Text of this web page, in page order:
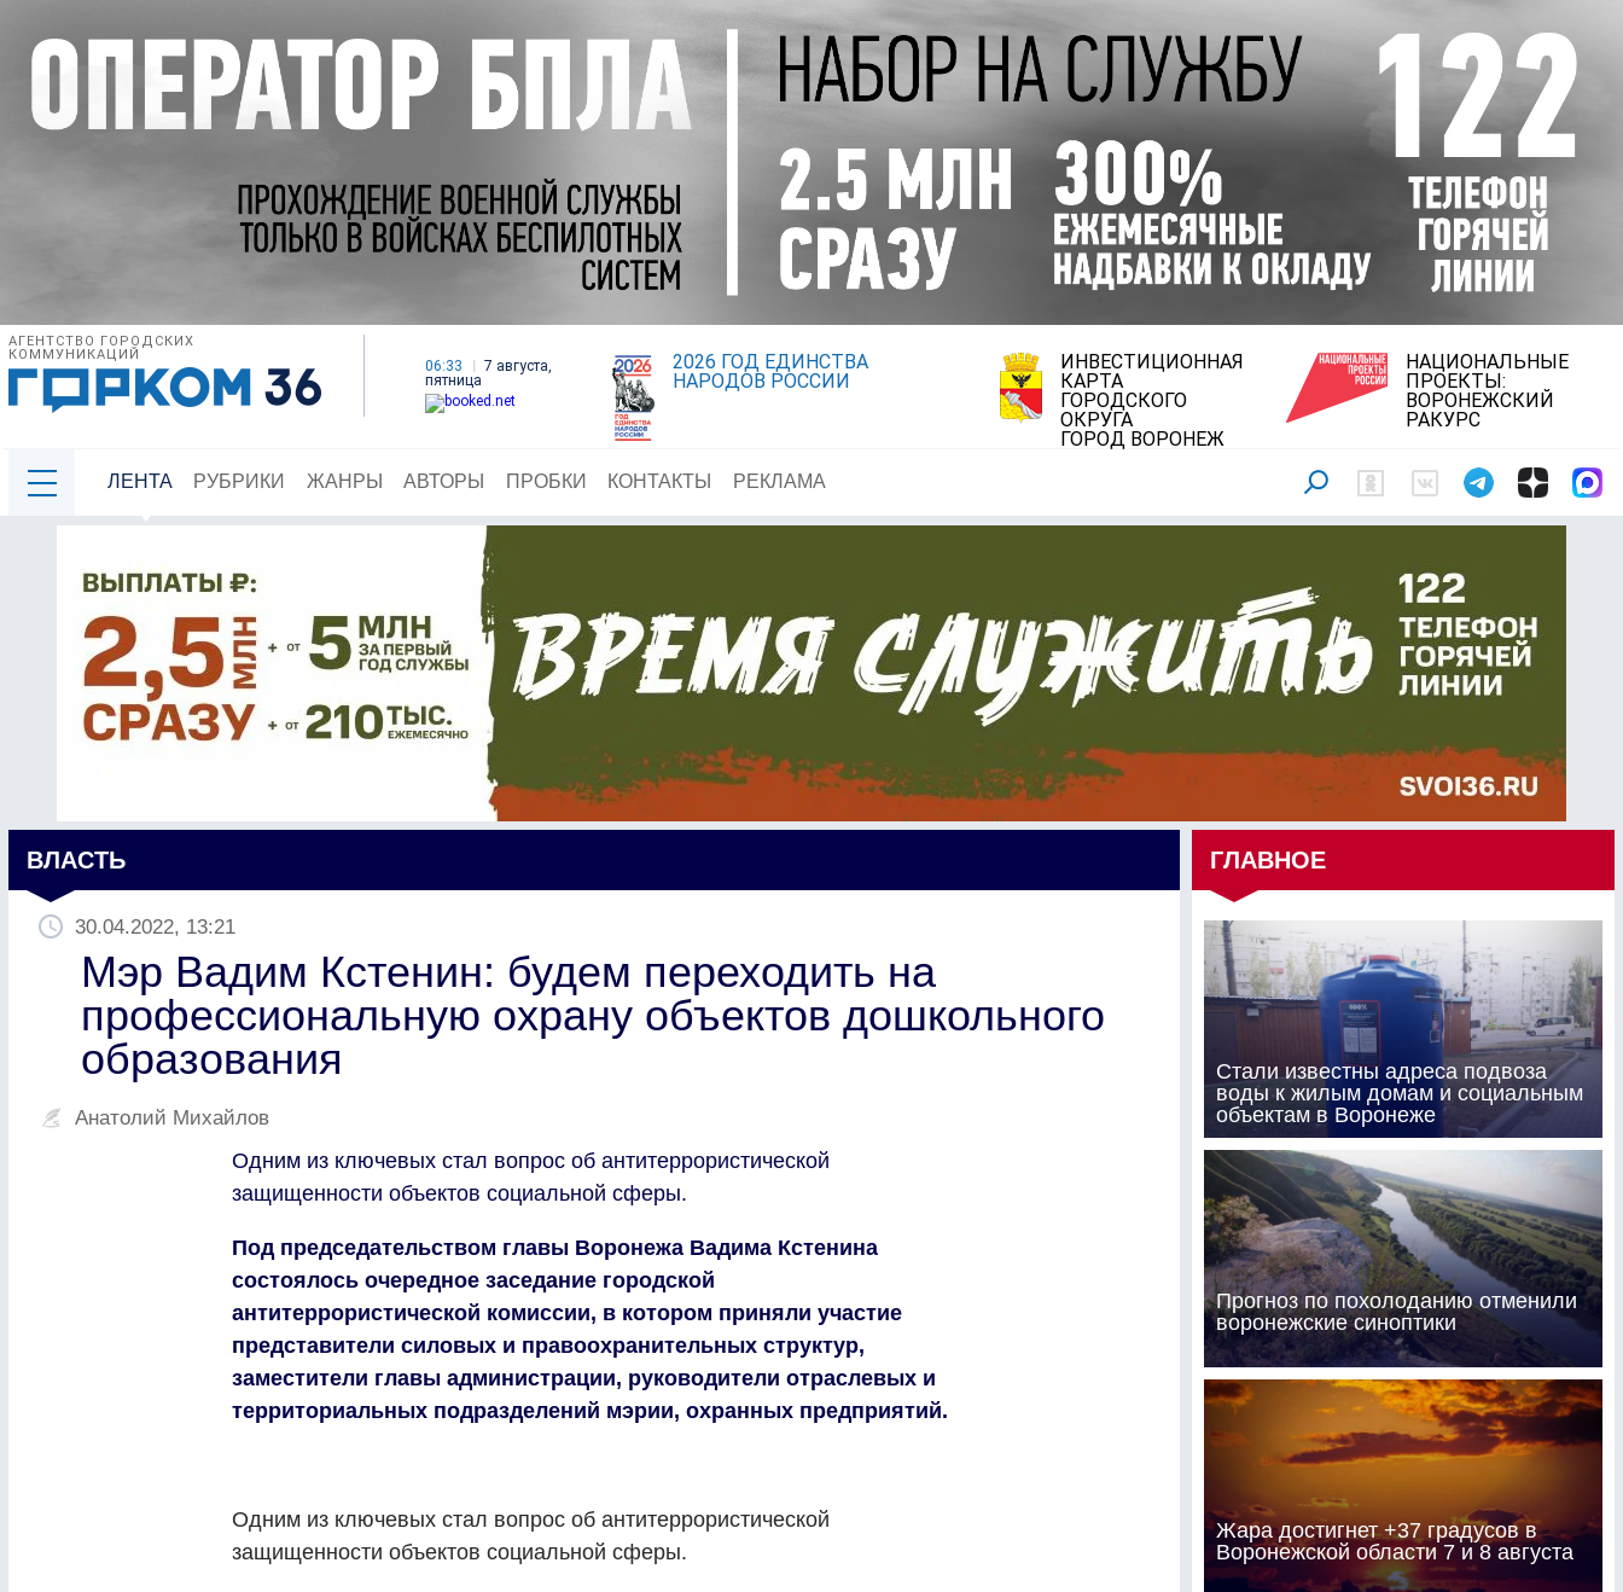
АГЕНТСТВО ГОРОДСКИХ
КОММУНИКАЦИЙ
06:33
7 августа,
пятница
2026 ГОД ЕДИНСТВА
НАРОДОВ РОССИИ
ИНВЕСТИЦИОННАЯ
КАРТА
ГОРОДСКОГО
ОКРУГА
ГОРОД ВОРОНЕЖ
НАЦИОНАЛЬНЫЕ
ПРОЕКТЫ:
ВОРОНЕЖСКИЙ
РАКУРС
ЛЕНТА РУБРИКИ ЖАНРЫ АВТОРЫ ПРОБКИ КОНТАКТЫ РЕКЛАМА
ВЛАСТЬ
30.04.2022, 13:21
Мэр Вадим Кстенин: будем переходить на
профессиональную охрану объектов дошкольного
образования
Анатолий Михайлов
Одним из ключевых стал вопрос об антитеррористической
защищенности объектов социальной сферы.
Под председательством главы Воронежа Вадима Кстенина
состоялось очередное заседание городской
антитеррористической комиссии, в котором приняли участие
представители силовых и правоохранительных структур,
заместители главы администрации, руководители отраслевых и
территориальных подразделений мэрии, охранных предприятий.
Одним из ключевых стал вопрос об антитеррористической
защищенности объектов социальной сферы.
ГЛАВНОЕ
Стали известны адреса подвоза
воды к жилым домам и социальным
объектам в Воронеже
Прогноз по похолоданию отменили
воронежские синоптики
Жара достигнет +37 градусов в
Воронежской области 7 и 8 августа